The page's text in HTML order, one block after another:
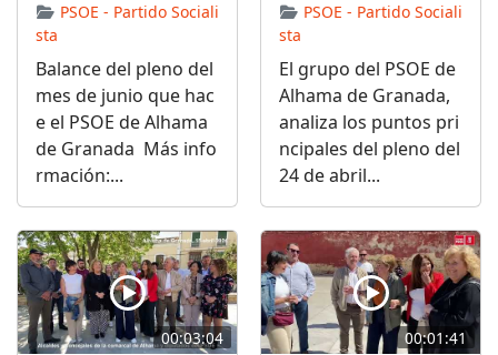
PSOE - Partido Sociali
sta
Balance del pleno del
mes de junio que hac
e el PSOE de Alhama
de Granada Más info
rmación:...
PSOE - Partido Sociali
sta
El grupo del PSOE de
Alhama de Granada,
analiza los puntos pri
ncipales del pleno del
24 de abril...
00:03:04 00:01:41